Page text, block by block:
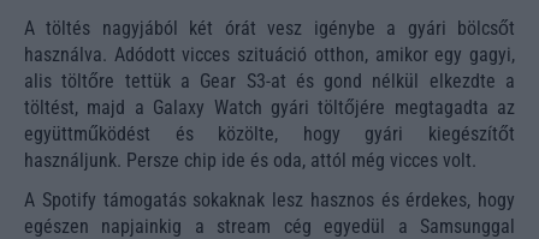
A töltés nagyjából két órát vesz igénybe a gyári bölcsőt
használva. Adódott vicces szituáció otthon, amikor egy gagyi,
alis töltőre tettük a Gear S3-at és gond nélkül elkezdte a
töltést, majd a Galaxy Watch gyári töltőjére megtagadta az
együttműködést és közölte, hogy gyári kiegészítőt
használjunk. Persze chip ide és oda, attól még vicces volt.
A Spotify támogatás sokaknak lesz hasznos és érdekes, hogy
egészen napjainkig a stream cég egyedül a Samsunggal